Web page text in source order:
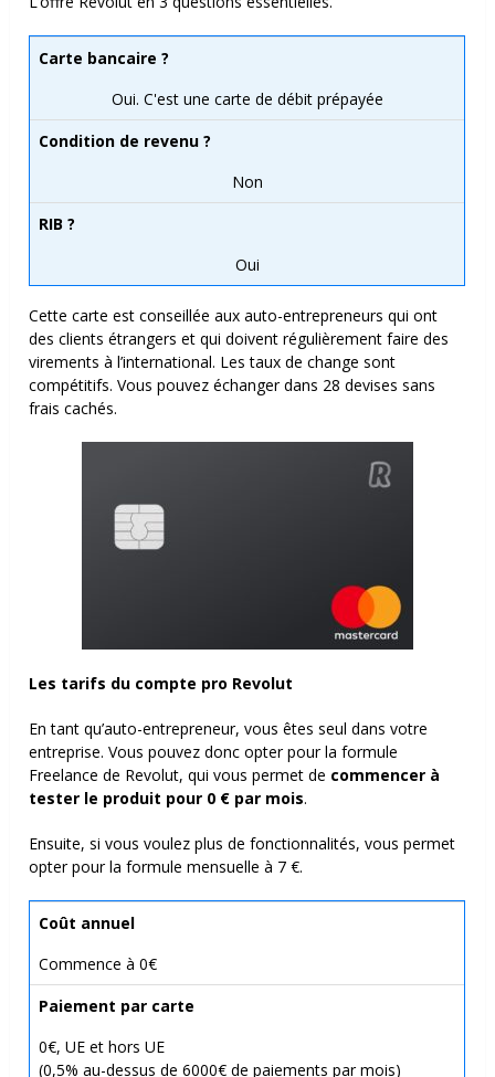
Carte bancaire ?
Oui. C'est une carte de débit prépayée
Condition de revenu ?
Non
RIB ?
Oui
Cette carte est conseillée aux auto-entrepreneurs qui ont
des clients étrangers et qui doivent régulièrement faire des
virements à l’international. Les taux de change sont
compétitifs. Vous pouvez échanger dans 28 devises sans
frais cachés.
Les tarifs du compte pro Revolut
En tant qu’auto-entrepreneur, vous êtes seul dans votre
entreprise. Vous pouvez donc opter pour la formule
Freelance de Revolut, qui vous permet de commencer à
tester le produit pour 0 € par mois.
Ensuite, si vous voulez plus de fonctionnalités, vous permet
opter pour la formule mensuelle à 7 €.
Coût annuel
Commence à 0€
Paiement par carte
0€, UE et hors UE
(0,5% au-dessus de 6000€ de paiements par mois)